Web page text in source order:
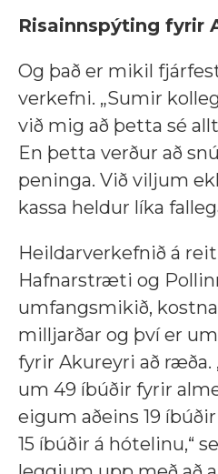
Risainnspýting fyrir
Og það er mikil
verkefni. „Sumir
við mig að þetta sé
En þetta verður að
peninga. Við viljum
kassa heldur líka
Heildarverkefnið á
Hafnarstræti og
umfangsmikið,
milljarðar og því er
fyrir Akureyri að ræða.
um 49 íbúðir fyrir
eigum aðeins 19
15 íbúðir á hótelinu,“